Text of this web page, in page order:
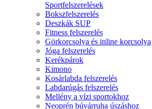
Sportfelszerelések
Bokszfelszerelés
Deszkák SUP
Fitness felszerelés
Görkorcsolya és inline korcsolya
Jóga felszerelés
Kerékpárok
Kimono
Kosárlabda felszerelés
Labdarúgás felszerelés
Mellény a vízi sportokhoz
Neoprén búvárruha úszáshoz